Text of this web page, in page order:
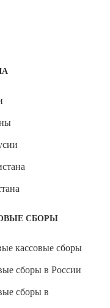
СБОРЫ
кассовые сборы
сборы в России
сборы в